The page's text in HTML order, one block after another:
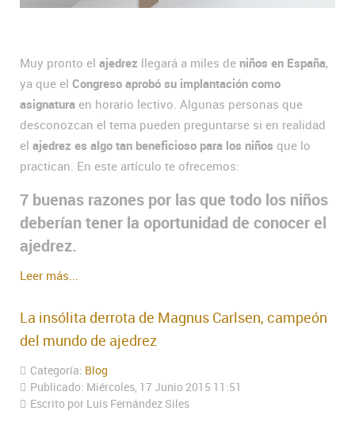
Muy pronto el ajedrez llegará a miles de niños en España,
ya que el Congreso aprobó su implantación como
asignatura en horario lectivo. Algunas personas que
desconozcan el tema pueden preguntarse si en realidad
el ajedrez es algo tan beneficioso para los niños que lo
practican. En este artículo te ofrecemos:
7 buenas razones por las que todo los niños
deberían tener la oportunidad de conocer el
ajedrez.
Leer más...
La insólita derrota de Magnus Carlsen, campeón
del mundo de ajedrez
Categoría: Blog
Publicado: Miércoles, 17 Junio 2015 11:51
Escrito por Luís Fernández Siles